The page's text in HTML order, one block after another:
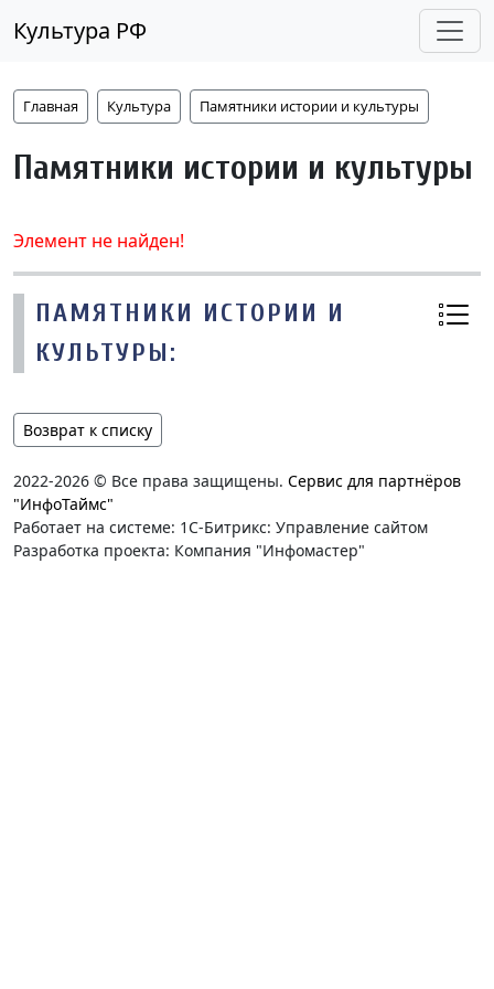
Культура РФ
Главная Культура Памятники истории и культуры
Памятники истории и культуры
Элемент не найден!
ПАМЯТНИКИ ИСТОРИИ И
КУЛЬТУРЫ:
Возврат к списку
2022-2026 © Все права защищены. Сервис для партнёров
"ИнфоТаймс"
Работает на системе: 1С-Битрикс: Управление сайтом
Разработка проекта: Компания "Инфомастер"